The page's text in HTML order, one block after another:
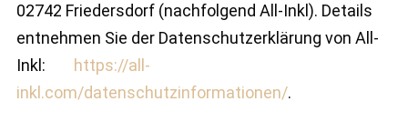
02742 Friedersdorf (nachfolgend All-Inkl). Details
entnehmen Sie der Datenschutzerklärung von All-
Inkl:
https://all-
inkl.com/datenschutzinformationen/.